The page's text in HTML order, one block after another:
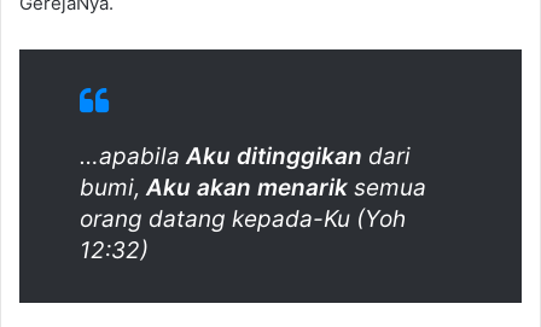
…apabilaAku ditinggikan dari
bumi,Aku akan menarik semua
orang datang kepada-Ku (Yoh
12:32)